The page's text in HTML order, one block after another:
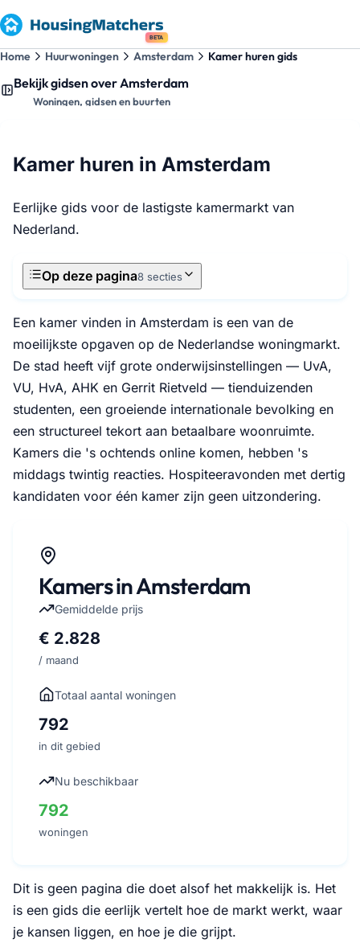
BETA
Home Huurwoningen Amsterdam Kamer huren gids
Bekijk gidsen over Amsterdam
Woningen, gidsen en buurten
Kamer huren in Amsterdam
Eerlijke gids voor de lastigste kamermarkt van
Nederland.
Op deze pagina8 secties
Een kamer vinden in Amsterdam is een van de
moeilijkste opgaven op de Nederlandse woningmarkt.
De stad heeft vijf grote onderwijsinstellingen — UvA,
VU, HvA, AHK en Gerrit Rietveld — tienduizenden
studenten, een groeiende internationale bevolking en
een structureel tekort aan betaalbare woonruimte.
Kamers die 's ochtends online komen, hebben 's
middags twintig reacties. Hospiteeravonden met dertig
kandidaten voor één kamer zijn geen uitzondering.
Kamers in Amsterdam
Gemiddelde prijs
€ 2.828
/ maand
Totaal aantal woningen
792
in dit gebied
Nu beschikbaar
792
woningen
Dit is geen pagina die doet alsof het makkelijk is. Het
is een gids die eerlijk vertelt hoe de markt werkt, waar
je kansen liggen, en hoe je die grijpt.